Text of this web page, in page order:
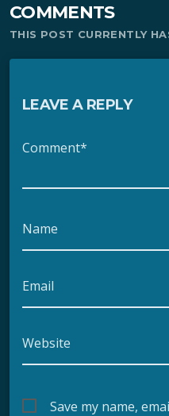
COMMENTS
THIS POST CURRENTLY
LEAVE A REPLY
Comment*
Name
Email
Website
Save my name,